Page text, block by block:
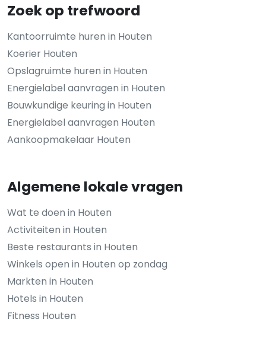
Zoek op trefwoord
Kantoorruimte huren in Houten
Koerier Houten
Opslagruimte huren in Houten
Energielabel aanvragen in Houten
Bouwkundige keuring in Houten
Energielabel aanvragen Houten
Aankoopmakelaar Houten
Algemene lokale vragen
Wat te doen in Houten
Activiteiten in Houten
Beste restaurants in Houten
Winkels open in Houten op zondag
Markten in Houten
Hotels in Houten
Fitness Houten